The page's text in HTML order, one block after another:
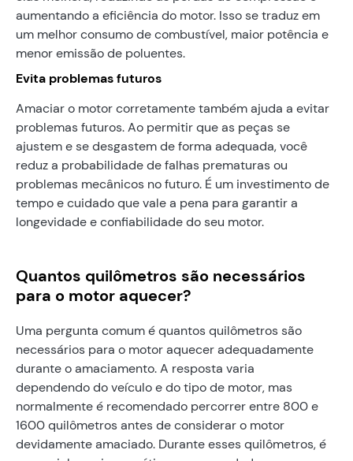
aumentando a eficiência do motor. Isso se traduz em
um melhor consumo de combustível, maior potência e
menor emissão de poluentes.
Evita problemas futuros
Amaciar o motor corretamente também ajuda a evitar
problemas futuros. Ao permitir que as peças se
ajustem e se desgastem de forma adequada, você
reduz a probabilidade de falhas prematuras ou
problemas mecânicos no futuro. É um investimento de
tempo e cuidado que vale a pena para garantir a
longevidade e confiabilidade do seu motor.
Quantos quilômetros são necessários
para o motor aquecer?
Uma pergunta comum é quantos quilômetros são
necessários para o motor aquecer adequadamente
durante o amaciamento. A resposta varia
dependendo do veículo e do tipo de motor, mas
normalmente é recomendado percorrer entre 800 e
1600 quilômetros antes de considerar o motor
devidamente amaciado. Durante esses quilômetros, é